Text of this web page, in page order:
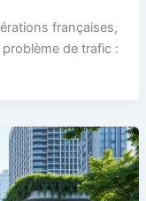
françaises,
de trafic :